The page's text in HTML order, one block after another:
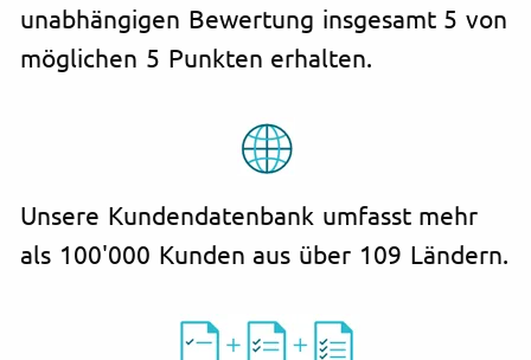
unabhängigen Bewertung insgesamt 5 von
möglichen 5 Punkten erhalten.
Unsere Kundendatenbank umfasst mehr
als 100'000 Kunden aus über 109 Ländern.